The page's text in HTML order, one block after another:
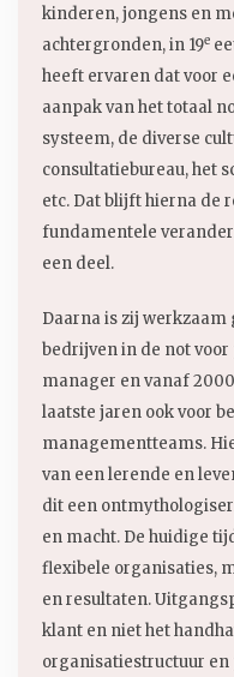
kinderen, jongens en
achtergronden, in 19e
heeft ervaren dat voor
aanpak van het totaal
systeem, de diverse
consultatiebureau, het
etc. Dat blijft hierna de
fundamentele
een deel.
Daarna is zij
bedrijven in de not
manager en vanaf
laatste jaren ook voor
managementteams.
van een lerende en
dit een
en macht. De huidige
flexibele organisaties,
en resultaten.
klant en niet het
organisatiestructuur en